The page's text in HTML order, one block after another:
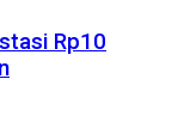
Rp10